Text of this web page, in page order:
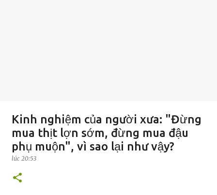
Kinh nghiệm của người xưa: "Đừng
mua thịt lợn sớm, đừng mua đậu
phụ muộn", vì sao lại như vậy?
lúc 20:53